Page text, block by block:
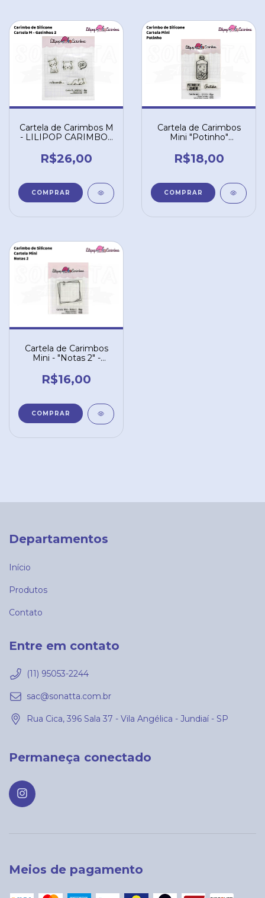
Cartela de Carimbos M
- LILIPOP CARIMBOS
R$26,00
Cartela de Carimbos
Mini "Potinho"
R$18,00
Cartela de Carimbos
Mini - "Notas 2" -
R$16,00
Departamentos
Início
Produtos
Contato
Entre em contato
(11) 95053-2244
sac@sonatta.com.br
Rua Cica, 396 Sala 37 - Vila Angélica - Jundiaí - SP
Permaneça conectado
Meios de pagamento